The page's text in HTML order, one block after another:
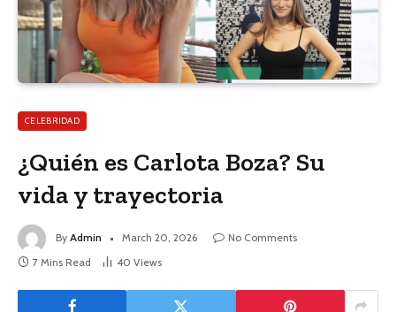
CELEBRIDAD
¿Quién es Carlota Boza? Su
vida y trayectoria
By Admin March 20, 2026
No Comments
7 Mins Read
40 Views